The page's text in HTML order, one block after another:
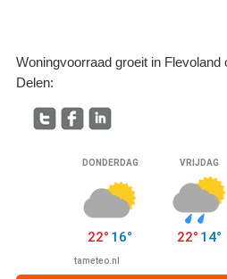
Woningvoorraad groeit in Flevoland
Delen: